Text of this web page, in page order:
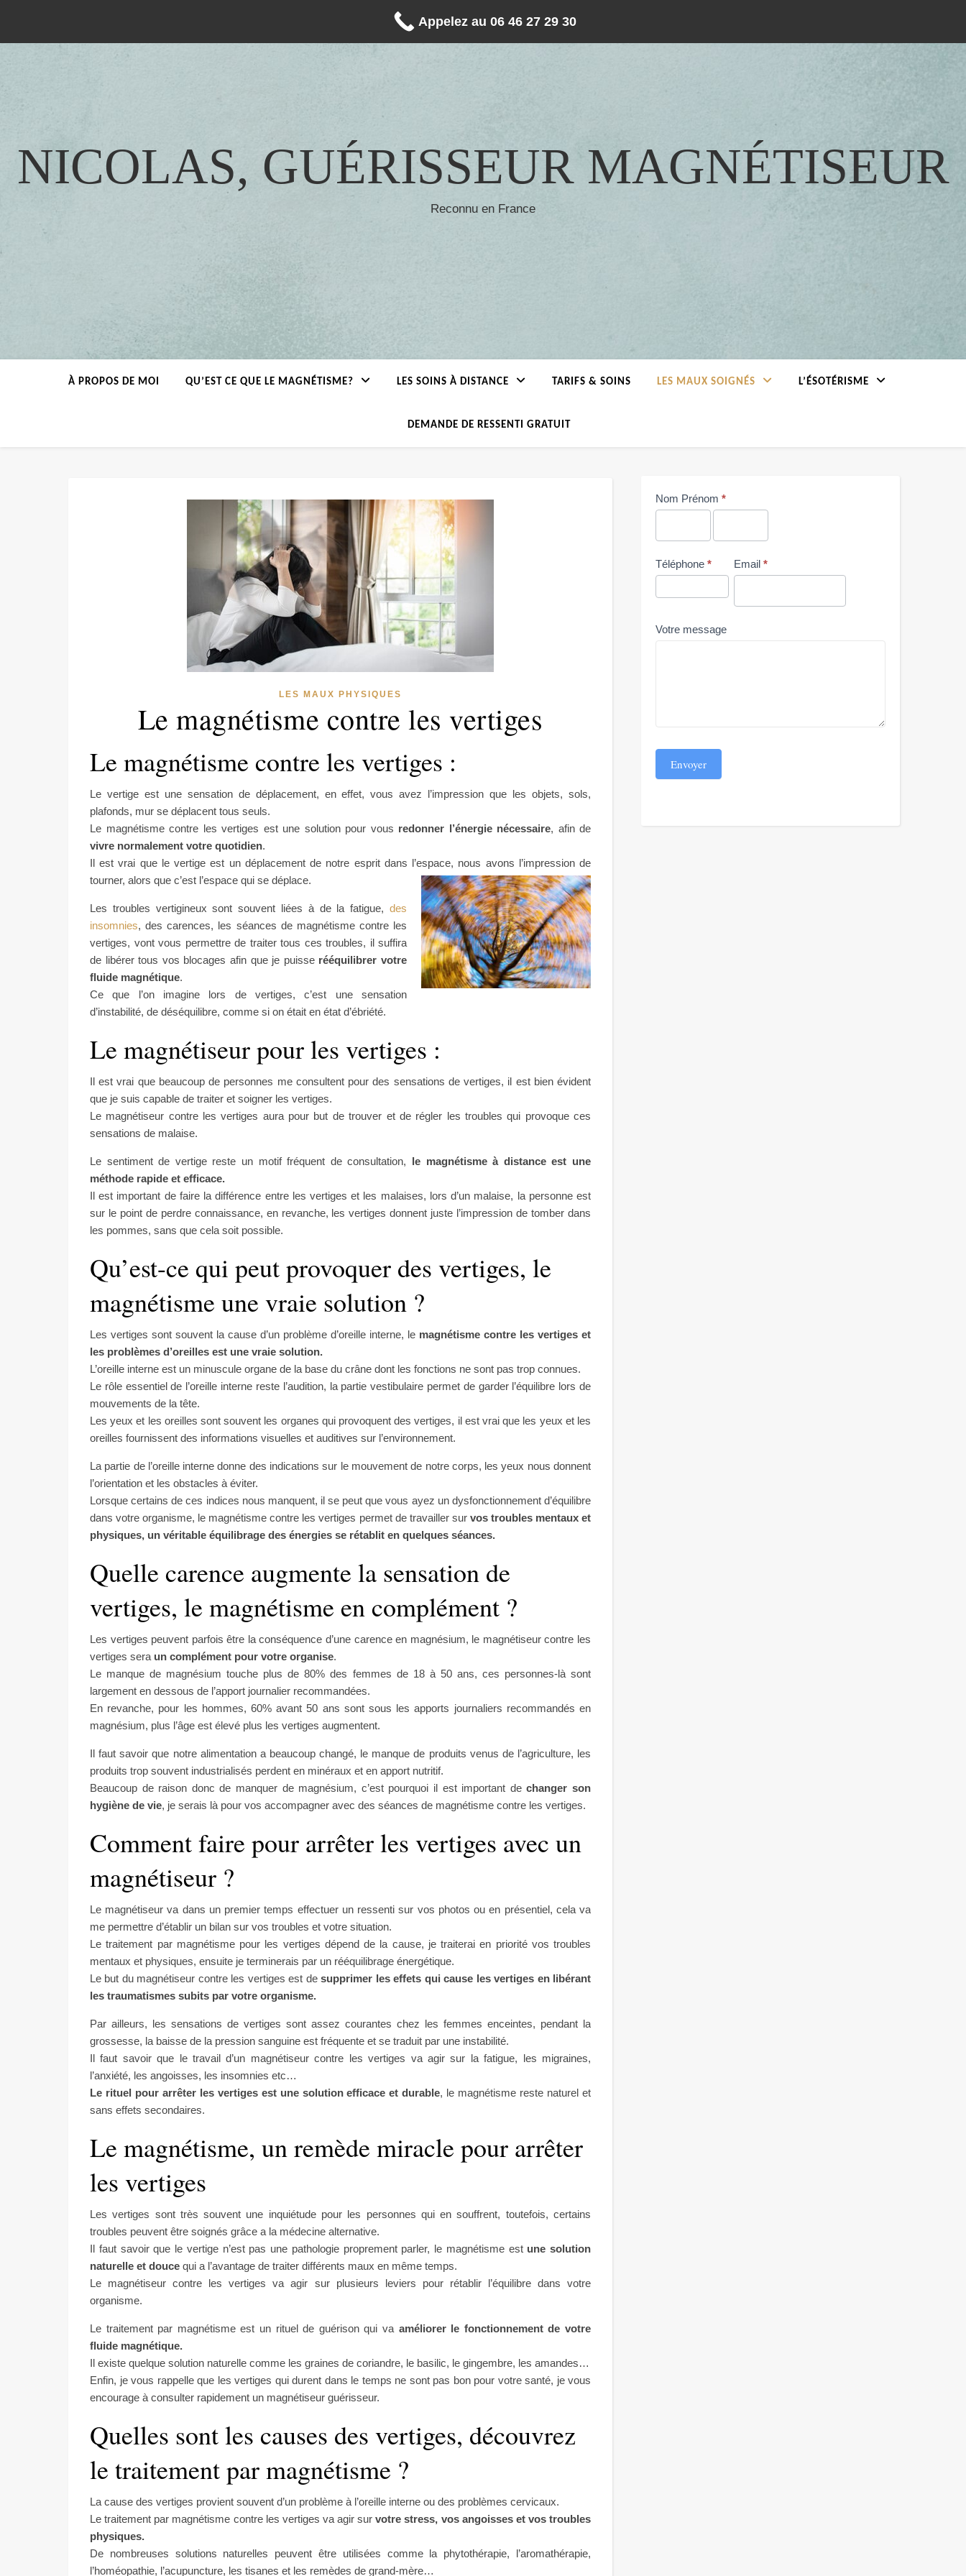
NICOLAS, GUÉRISSEUR MAGNÉTISEUR
Reconnu en France
À PROPOS DE MOI QU’EST CE QUE LE MAGNÉTISME? LES SOINS À DISTANCE TARIFS & SOINS LES MAUX SOIGNÉS L’ÉSOTÉRISME
DEMANDE DE RESSENTI GRATUIT
LES MAUX PHYSIQUES
Le magnétisme contre les vertiges
Le magnétisme contre les vertiges :
Le vertige est une sensation de déplacement, en effet, vous avez l’impression que les objets, sols,
plafonds, mur se déplacent tous seuls.
Le magnétisme contre les vertiges est une solution pour vous redonner l’énergie nécessaire, afin de
vivre normalement votre quotidien.
Il est vrai que le vertige est un déplacement de notre esprit dans l’espace, nous avons l’impression de
tourner, alors que c’est l’espace qui se déplace.
Les troubles vertigineux sont souvent liées à de la fatigue, des
insomnies, des carences, les séances de magnétisme contre les
vertiges, vont vous permettre de traiter tous ces troubles, il suffira
de libérer tous vos blocages afin que je puisse rééquilibrer votre
fluide magnétique.
Ce que l’on imagine lors de vertiges, c’est une sensation
d’instabilité, de déséquilibre, comme si on était en état d’ébriété.
Le magnétiseur pour les vertiges :
Il est vrai que beaucoup de personnes me consultent pour des sensations de vertiges, il est bien évident
que je suis capable de traiter et soigner les vertiges.
Le magnétiseur contre les vertiges aura pour but de trouver et de régler les troubles qui provoque ces
sensations de malaise.
Le sentiment de vertige reste un motif fréquent de consultation, le magnétisme à distance est une
méthode rapide et efficace.
Il est important de faire la différence entre les vertiges et les malaises, lors d’un malaise, la personne est
sur le point de perdre connaissance, en revanche, les vertiges donnent juste l’impression de tomber dans
les pommes, sans que cela soit possible.
Qu’est-ce qui peut provoquer des vertiges, le
magnétisme une vraie solution ?
Les vertiges sont souvent la cause d’un problème d’oreille interne, le magnétisme contre les vertiges et
les problèmes d’oreilles est une vraie solution.
L’oreille interne est un minuscule organe de la base du crâne dont les fonctions ne sont pas trop connues.
Le rôle essentiel de l’oreille interne reste l’audition, la partie vestibulaire permet de garder l’équilibre lors de
mouvements de la tête.
Les yeux et les oreilles sont souvent les organes qui provoquent des vertiges, il est vrai que les yeux et les
oreilles fournissent des informations visuelles et auditives sur l’environnement.
La partie de l’oreille interne donne des indications sur le mouvement de notre corps, les yeux nous donnent
l’orientation et les obstacles à éviter.
Lorsque certains de ces indices nous manquent, il se peut que vous ayez un dysfonctionnement d’équilibre
dans votre organisme, le magnétisme contre les vertiges permet de travailler sur vos troubles mentaux et
physiques, un véritable équilibrage des énergies se rétablit en quelques séances.
Quelle carence augmente la sensation de
vertiges, le magnétisme en complément ?
Les vertiges peuvent parfois être la conséquence d’une carence en magnésium, le magnétiseur contre les
vertiges sera un complément pour votre organise.
Le manque de magnésium touche plus de 80% des femmes de 18 à 50 ans, ces personnes-là sont
largement en dessous de l’apport journalier recommandées.
En revanche, pour les hommes, 60% avant 50 ans sont sous les apports journaliers recommandés en
magnésium, plus l’âge est élevé plus les vertiges augmentent.
Il faut savoir que notre alimentation a beaucoup changé, le manque de produits venus de l’agriculture, les
produits trop souvent industrialisés perdent en minéraux et en apport nutritif.
Beaucoup de raison donc de manquer de magnésium, c’est pourquoi il est important dechanger son
hygiène de vie, je serais là pour vos accompagner avec des séances de magnétisme contre les vertiges.
Comment faire pour arrêter les vertiges avec un
magnétiseur ?
Le magnétiseur va dans un premier temps effectuer un ressenti sur vos photos ou en présentiel, cela va
me permettre d’établir un bilan sur vos troubles et votre situation.
Le traitement par magnétisme pour les vertiges dépend de la cause, je traiterai en priorité vos troubles
mentaux et physiques, ensuite je terminerais par un rééquilibrage énergétique.
Le but du magnétiseur contre les vertiges est desupprimer les effets qui cause les vertiges en libérant
les traumatismes subits par votre organisme.
Par ailleurs, les sensations de vertiges sont assez courantes chez les femmes enceintes, pendant la
grossesse, la baisse de la pression sanguine est fréquente et se traduit par une instabilité.
Il faut savoir que le travail d’un magnétiseur contre les vertiges va agir sur la fatigue, les migraines,
l’anxiété, les angoisses, les insomnies etc…
Le rituel pour arrêter les vertiges est une solution efficace et durable, le magnétisme reste naturel et
sans effets secondaires.
Le magnétisme, un remède miracle pour arrêter
les vertiges
Les vertiges sont très souvent une inquiétude pour les personnes qui en souffrent, toutefois, certains
troubles peuvent être soignés grâce a la médecine alternative.
Il faut savoir que le vertige n’est pas une pathologie proprement parler, le magnétisme est une solution
naturelle et douce qui a l’avantage de traiter différents maux en même temps.
Le magnétiseur contre les vertiges va agir sur plusieurs leviers pour rétablir l’équilibre dans votre
organisme.
Le traitement par magnétisme est un rituel de guérison qui va améliorer le fonctionnement de votre
fluide magnétique.
Il existe quelque solution naturelle comme les graines de coriandre, le basilic, le gingembre, les amandes…
Enfin, je vous rappelle que les vertiges qui durent dans le temps ne sont pas bon pour votre santé, je vous
encourage à consulter rapidement un magnétiseur guérisseur.
Quelles sont les causes des vertiges, découvrez
le traitement par magnétisme ?
La cause des vertiges provient souvent d’un problème à l’oreille interne ou des problèmes cervicaux.
Le traitement par magnétisme contre les vertiges va agir survotre stress, vos angoisses et vos troubles
physiques.
De nombreuses solutions naturelles peuvent être utilisées comme la phytothérapie, l’aromathérapie,
l’homéopathie, l’acupuncture, les tisanes et les remèdes de grand-mère…
Me
contacter
Nom Prénom *
Téléphone * Email *
Votre message
Envoyer
Appelez au 06 46 27 29 30